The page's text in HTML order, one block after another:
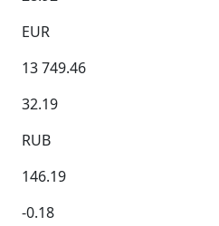
EUR
13 749.46
32.19
RUB
146.19
-0.18